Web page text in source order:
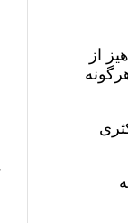
از